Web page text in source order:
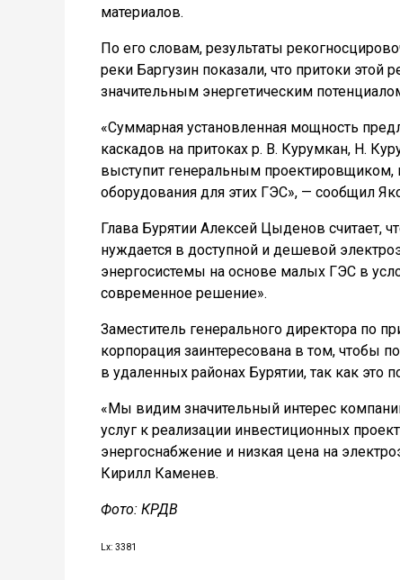
материалов.
По его словам, результаты
реки Баргузин показали, что притоки этой
значительным энергетическим
«Суммарная установленная мощность
каскадов на притоках р. В. Курумкан, Н.
выступит генеральным проектировщиком,
оборудования для этих ГЭС», — сообщил
Глава Бурятии Алексей Цыденов считает,
нуждается в доступной и дешевой
энергосистемы на основе малых ГЭС в
современное решение».
Заместитель генерального директора по
корпорация заинтересована в том, чтобы
в удаленных районах Бурятии, так как это
«Мы видим значительный интерес
услуг к реализации инвестиционных
энергоснабжение и низкая цена на
Кирилл Каменев.
Фото: КРДВ
Lx: 3381